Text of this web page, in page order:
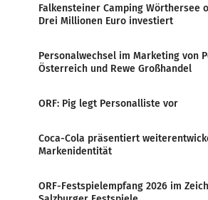
Falkensteiner Camping Wörthersee
Drei Millionen Euro investiert
Personalwechsel im Marketing von
Österreich und Rewe Großhandel
ORF: Pig legt Personalliste vor
Coca-Cola präsentiert
Markenidentität
ORF-Festspielempfang 2026 im